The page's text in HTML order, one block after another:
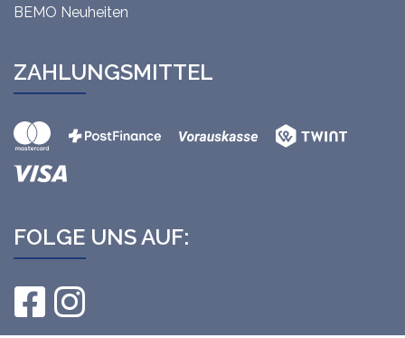
BEMO Neuheiten
ZAHLUNGSMITTEL
FOLGE UNS AUF: